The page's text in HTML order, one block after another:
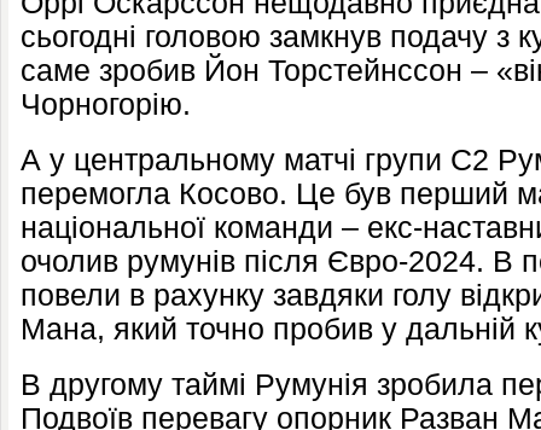
сьогодні головою замкнув подачу з
саме зробив Йон Торстейнссон –
Чорногорію.
А у центральному матчі групи С2
перемогла Косово. Це був перший
національної команди – екс-
очолив румунів після Євро-2024. В
повели в рахунку завдяки голу
Мана, який точно пробив у дальній
В другому таймі Румунія зробила
Подвоїв перевагу опорник Разван